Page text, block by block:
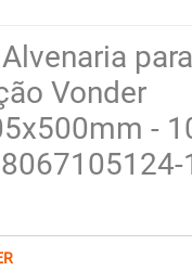
para
Vonder
-